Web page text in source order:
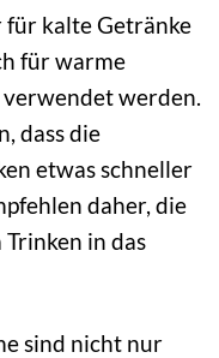
für kalte Getränke
für warme
werden.
dass die
etwas schneller
daher, die
in das
sind nicht nur